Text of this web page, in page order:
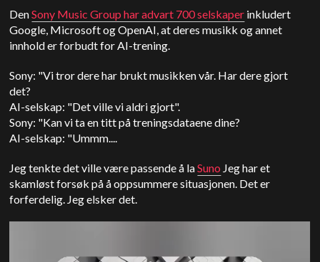
DenSony Music Group har advart 700 selskaper inkludert
Google, Microsoft og OpenAI, at deres musikk og annet
innhold er forbudt for AI-trening.
Sony: "Vi tror dere har brukt musikken vår. Har dere gjort
det?
AI-selskap: "Det ville vi aldri gjort".
Sony: "Kan vi ta en titt på treningsdataene dine?
AI-selskap: "Ummm....
Jeg tenkte det ville være passende å laSuno Jeg har et
skamløst forsøk på å oppsummere situasjonen. Det er
forferdelig. Jeg elsker det.